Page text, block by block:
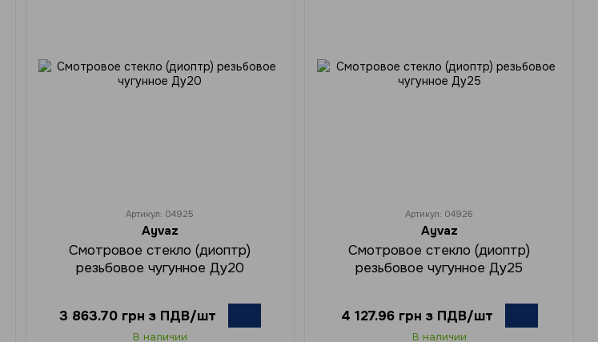
Артикул: 04925
Ayvaz
Смотровое стекло (диоптр)
резьбовое чугунное Ду20
3 863.70 грн з ПДВ/шт
В наличии
Артикул: 04926
Ayvaz
Смотровое стекло (диоптр)
резьбовое чугунное Ду25
4 127.96 грн з ПДВ/шт
В наличии